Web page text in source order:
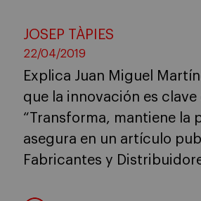
JOSEP TÀPIES
22/04/2019
Explica Juan Miguel
que la innovación es
“Transforma, mantiene
asegura en un artículo
Fabricantes y